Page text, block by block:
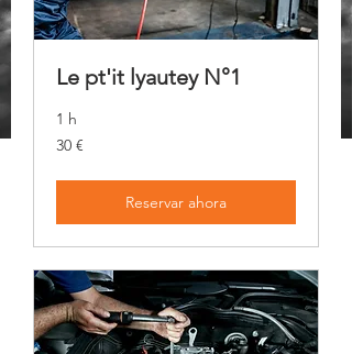
Le pt'it lyautey N°1
1 h
30
euros
30 €
Reservar ahora